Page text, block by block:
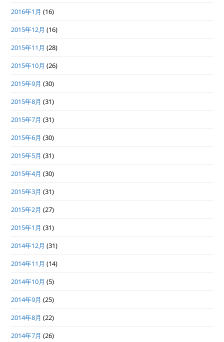
2016年1月 (16)
2015年12月 (16)
2015年11月 (28)
2015年10月 (26)
2015年9月 (30)
2015年8月 (31)
2015年7月 (31)
2015年6月 (30)
2015年5月 (31)
2015年4月 (30)
2015年3月 (31)
2015年2月 (27)
2015年1月 (31)
2014年12月 (31)
2014年11月 (14)
2014年10月 (5)
2014年9月 (25)
2014年8月 (22)
2014年7月 (26)